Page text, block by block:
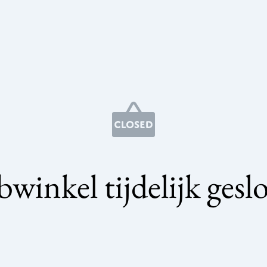
tijdelijk